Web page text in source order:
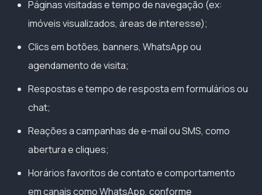
Páginas visitadas e tempo de navegação (ex:
imóveis visualizados, áreas de interesse);
Clics em botões, banners, WhatsApp ou
agendamento de visita;
Respostas e tempo de resposta em formulários ou
chat;
Reações a campanhas de e-mail ou SMS, como
abertura e cliques;
Horários favoritos de contato e comportamento
em canais como WhatsApp, conforme